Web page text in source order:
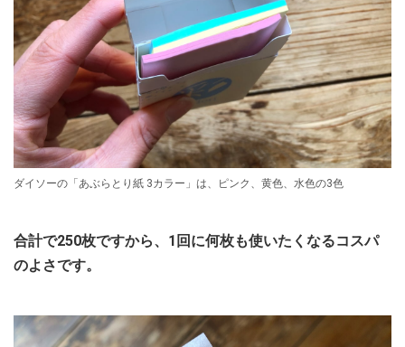
ダイソーの「あぶらとり紙 3カラー」は、ピンク、黄色、水色の3色
合計で250枚ですから、1回に何枚も使いたくなるコスパ
のよさです。